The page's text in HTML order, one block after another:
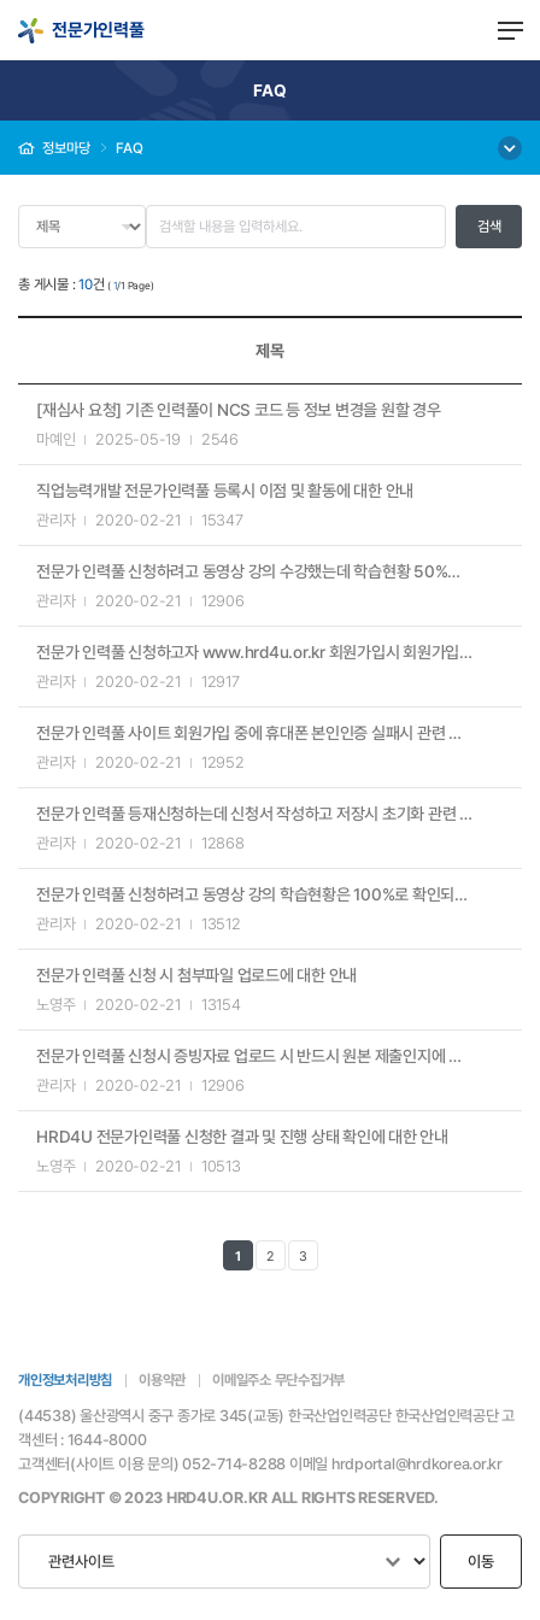
전문가인력풀
FAQ
정보마당 FAQ
총 게시물 :10건 (1/1 Page)
제목
[재심사 요청] 기존 인력풀이 NCS 코드 등 정보 변경을 원할 경우
마예인 2025-05-19 2546
직업능력개발 전문가인력풀 등록시 이점 및 활동에 대한 안내
관리자 2020-02-21 15347
전문가 인력풀 신청하려고 동영상 강의 수강했는데 학습현황 50%로 미수료에 대한 안내
관리자 2020-02-21 12906
전문가 인력풀 신청하고자 www.hrd4u.or.kr 회원가입시 회원가입 유형에 대한 안내
관리자 2020-02-21 12917
전문가 인력풀 사이트 회원가입 중에 휴대폰 본인인증 실패시 관련 안내
관리자 2020-02-21 12952
전문가 인력풀 등재신청하는데 신청서 작성하고 저장시 초기화 관련 안내
관리자 2020-02-21 12868
전문가 인력풀 신청하려고 동영상 강의 학습현황은 100%로 확인되는 데 수료증 출력불가에 대한 안내
관리자 2020-02-21 13512
전문가 인력풀 신청 시 첨부파일 업로드에 대한 안내
노영주 2020-02-21 13154
전문가 인력풀 신청시 증빙자료 업로드 시 반드시 원본 제출인지에 대한 안내
관리자 2020-02-21 12906
HRD4U 전문가인력풀 신청한 결과 및 진행 상태 확인에 대한 안내
노영주 2020-02-21 10513
1 2 3
개인정보처리방침 이용약관 이메일주소 무단수집거부
(44538) 울산광역시 중구 종가로 345(교동) 한국산업인력공단 한국산업인력공단 고
객센터 : 1644-8000
고객센터(사이트 이용 문의) 052-714-8288 이메일 hrdportal@hrdkorea.or.kr
COPYRIGHT © 2023 HRD4U.OR.KR ALL RIGHTS RESERVED.
이동